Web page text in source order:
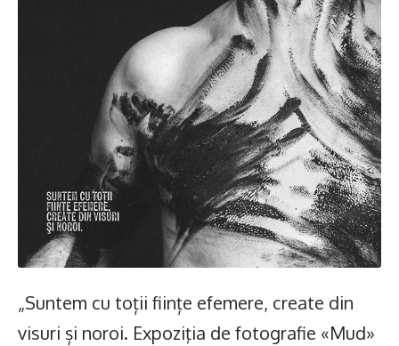
„Suntem cu toții ființe efemere, create din
visuri și noroi. Expoziţia de fotografie «Mud»